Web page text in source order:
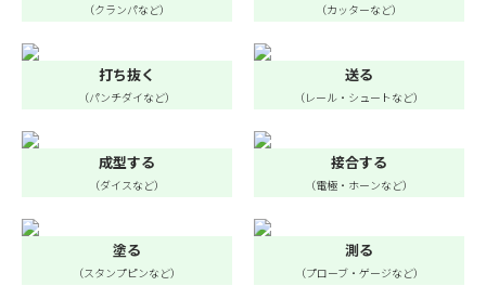
（クランパなど） （カッターなど）
打ち抜く
（パンチダイなど）
送る
（レール・シュートなど）
成型する
（ダイスなど）
接合する
（電極・ホーンなど）
塗る
（スタンプピンなど）
測る
（プローブ・ゲージなど）